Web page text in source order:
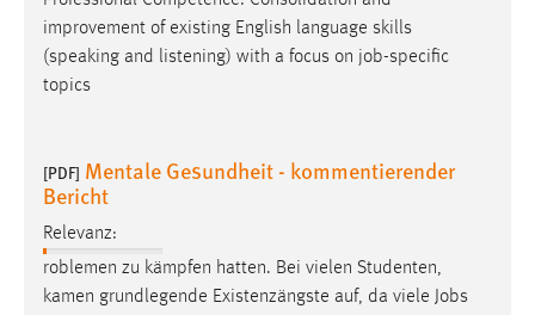
improvement of existing English language skills
(speaking and listening) with a focus on job-specific
topics
[PDF] Mentale Gesundheit - kommentierender
Bericht
Relevanz:
roblemen zu kämpfen hatten. Bei vielen Studenten,
kamen grundlegende Existenzängste auf, da viele Jobs